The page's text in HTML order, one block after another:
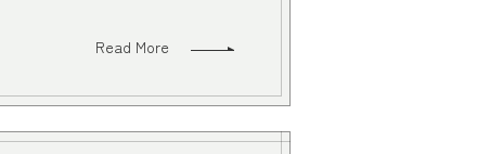
Read More